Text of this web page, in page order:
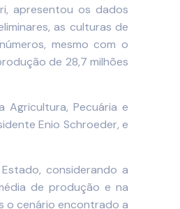
apresentou os dados
as culturas de
mesmo com o
de 28,7 milhões
Pecuária e
Enio Schroeder, e
considerando a
de produção e na
o cenário encontrado a